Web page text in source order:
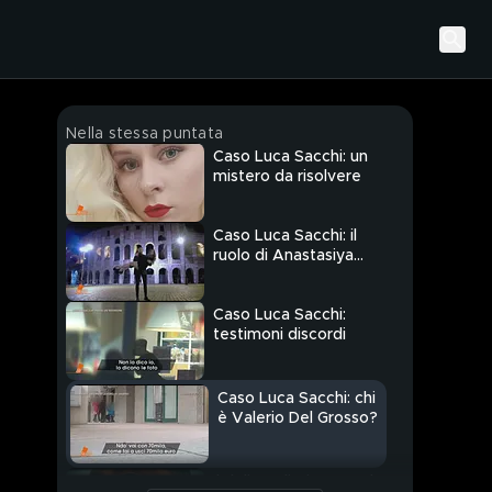
Nella stessa puntata
Caso Luca Sacchi: un
mistero da risolvere
Caso Luca Sacchi: il
ruolo di Anastasiya
Caso Luca Sacchi:
testimoni discordi
Caso Luca Sacchi: chi
è Valerio Del Grosso?